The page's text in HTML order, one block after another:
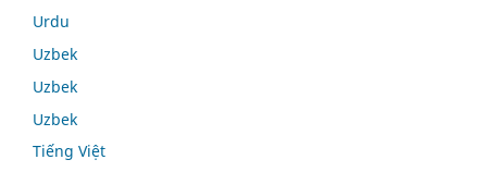
Urdu
Uzbek
Uzbek
Uzbek
Tiếng Việt